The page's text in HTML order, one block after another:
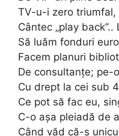
TV-u-i zero triumfal,
Cântec „play back”..
Să luăm fonduri
Facem planuri
De consultanțe; pe-
Cu drept la cei sub
Ce pot să fac eu,
C-o așa pleiadă de
Când văd că-s